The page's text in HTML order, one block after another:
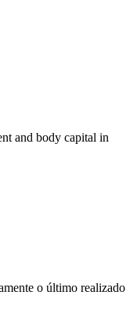
and body capital in
o último realizado